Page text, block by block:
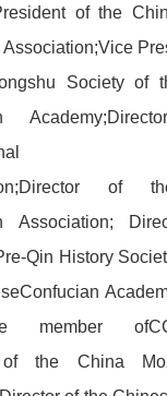
of the
Society of
of
Association;
Qin History
member
of the China